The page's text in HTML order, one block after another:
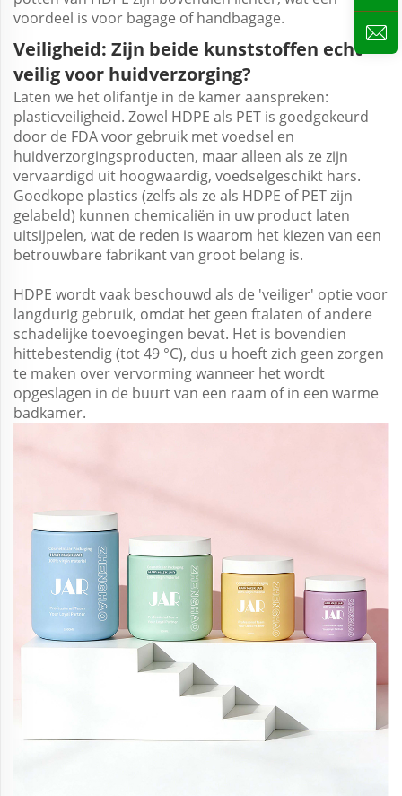
voordeel is voor bagage of handbagage.
Veiligheid: Zijn beide kunststoffen echt
veilig voor huidverzorging?
Laten we het olifantje in de kamer aanspreken:
plasticveiligheid. Zowel HDPE als PET is goedgekeurd
door de FDA voor gebruik met voedsel en
huidverzorgingsproducten, maar alleen als ze zijn
vervaardigd uit hoogwaardig, voedselgeschikt hars.
Goedkope plastics (zelfs als ze als HDPE of PET zijn
gelabeld) kunnen chemicaliën in uw product laten
uitsijpelen, wat de reden is waarom het kiezen van een
betrouwbare fabrikant van groot belang is.
HDPE wordt vaak beschouwd als de 'veiliger' optie voor
langdurig gebruik, omdat het geen ftalaten of andere
schadelijke toevoegingen bevat. Het is bovendien
hittebestendig (tot 49 °C), dus u hoeft zich geen zorgen
te maken over vervorming wanneer het wordt
opgeslagen in de buurt van een raam of in een warme
badkamer.